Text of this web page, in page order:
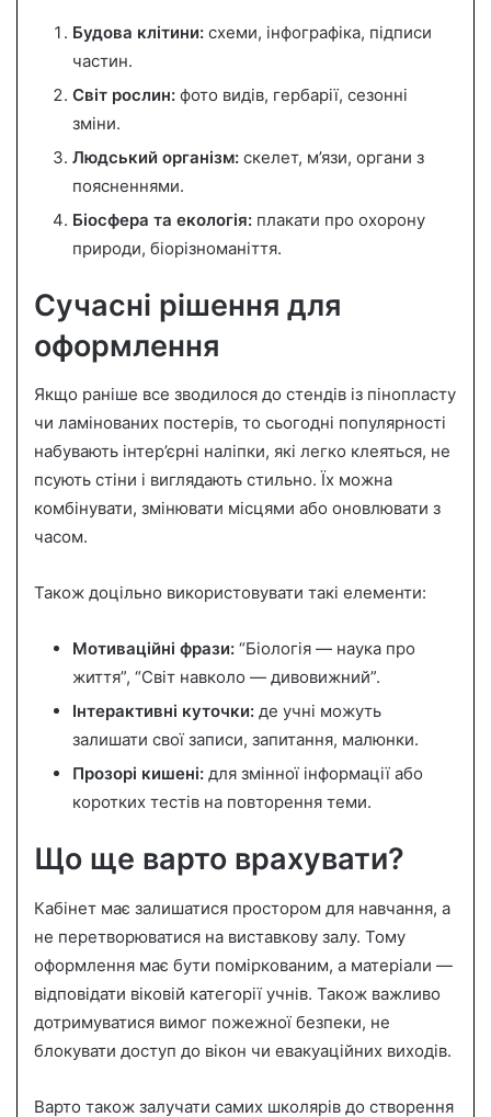
Будова клітини: схеми, інфографіка, підписи
частин.
Світ рослин: фото видів, гербарії, сезонні
зміни.
Людський організм: скелет, м’язи, органи з
поясненнями.
Біосфера та екологія: плакати про охорону
природи, біорізноманіття.
Сучасні рішення для
оформлення
Якщо раніше все зводилося до стендів із пінопласту
чи ламінованих постерів, то сьогодні популярності
набувають інтер’єрні наліпки, які легко клеяться, не
псують стіни і виглядають стильно. Їх можна
комбінувати, змінювати місцями або оновлювати з
часом.
Також доцільно використовувати такі елементи:
Мотиваційні фрази: “Біологія — наука про
життя”, “Світ навколо — дивовижний”.
Інтерактивні куточки: де учні можуть
залишати свої записи, запитання, малюнки.
Прозорі кишені: для змінної інформації або
коротких тестів на повторення теми.
Що ще варто врахувати?
Кабінет має залишатися простором для навчання, а
не перетворюватися на виставкову залу. Тому
оформлення має бути поміркованим, а матеріали —
відповідати віковій категорії учнів. Також важливо
дотримуватися вимог пожежної безпеки, не
блокувати доступ до вікон чи евакуаційних виходів.
Варто також залучати самих школярів до створення